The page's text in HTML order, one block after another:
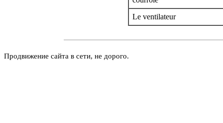
Le ventilateur
Продвижение сайта в сети, не дорого.